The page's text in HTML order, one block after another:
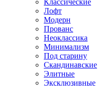
Классические
Лофт
Модерн
Прованс
Неоклассика
Минимализм
Под старину
Скандинавские
Элитные
Эксклюзивные